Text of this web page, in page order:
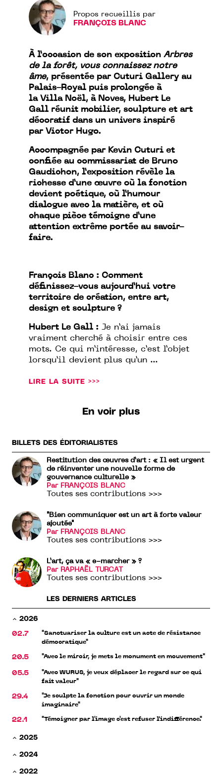
Propos recueillis par
FRANÇOIS BLANC
À l’occasion de son exposition Arbres
de la forêt, vous connaissez notre
âme, présentée par Cuturi Gallery au
Palais-Royal puis prolongée à
la Villa Noël, à Noves, Hubert Le
Gall réunit mobilier, sculpture et art
décoratif dans un univers inspiré
par Victor Hugo.
Accompagnée par Kevin Cuturi et
confiée au commissariat de Bruno
Gaudichon, l’exposition révèle la
richesse d’une œuvre où la fonction
devient poétique, où l’humour
dialogue avec la matière, et où
chaque pièce témoigne d’une
attention extrême portée au savoir-
faire.
François Blanc : Comment
définissez-vous aujourd’hui votre
territoire de création, entre art,
design et sculpture ?
Hubert Le Gall : Je n’ai jamais
vraiment cherché à choisir entre ces
mots. Ce qui m’intéresse, c’est l’objet
lorsqu’il devient plus qu’un ...
LIRE LA SUITE >>>
En voir plus
BILLETS DES ÉDITORIALISTES
Restitution des œuvres d’art : « Il est urgent
de réinventer une nouvelle forme de
gouvernance culturelle »
Par FRANÇOIS BLANC
Toutes ses contributions >>>
"Bien communiquer est un art à forte valeur
ajoutée"
Par FRANÇOIS BLANC
Toutes ses contributions >>>
L’art, ça va « e-marcher » ?
Par RAPHAËL TURCAT
Toutes ses contributions >>>
LES DERNIERS ARTICLES
2026
02.7
"Sanctuariser la culture est un acte de résistance
démocratique"
20.5 "Avec le miroir, je mets le monument en mouvement"
05.5
"Avec WURUS, je veux déplacer le regard sur ce qui
fait valeur"
29.4
"Je sculpte la fonction pour ouvrir un monde
imaginaire"
22.1 "Témoigner par l'image c'est refuser l’indifférence."
2025
2024
2022